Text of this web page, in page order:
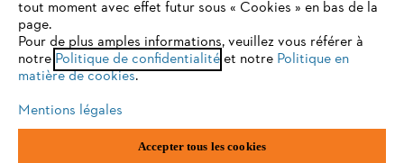
Politique de protection des données
Mentions légales Utilisation des cookies
ANDREAS STIHL NV, Veurtstraat 117, 2870 Puurs-Sint-Amands,
peuvent fonctionner correctement. Pour une utilisation
optimale de notre site, nous vous recommandons de passer à
l'un des navigateurs suivants :
firefox chrome
tout moment avec effet futur sous « Cookies » en bas de la
page.
Pour de plus amples informations, veuillez vous référer à
notre Politique de confidentialitéet notre Politique en
matière de cookies.
Mentions légales
Accepter tous les cookies